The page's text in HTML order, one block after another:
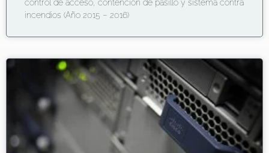
control de acceso, contención de pasillo y sistema contra
incendios (Año 2015 – 2016)